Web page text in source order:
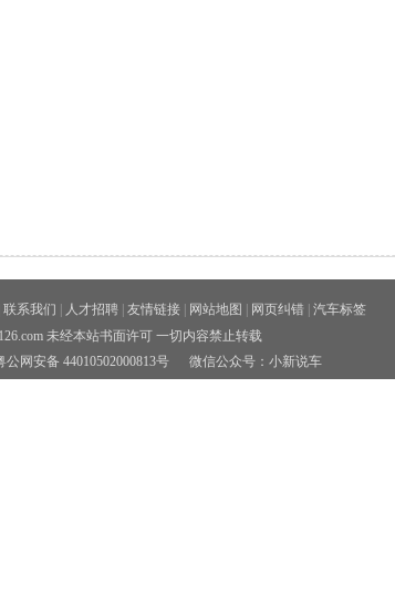
联系我们 人才招聘 友情链接 网站地图 网页纠错
汽车标签
未经本站书面许可 一切内容禁止转载
公网安备 44010502000813号微信公众号：小新说车